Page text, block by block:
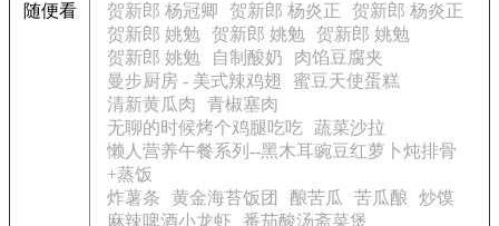
随便看
贺新郎 杨冠卿
贺新郎 杨炎正
贺新郎 杨炎正
贺新郎 姚勉 贺新郎 姚勉 贺新郎 姚勉
贺新郎 姚勉
自制酸奶
肉馅豆腐夹
曼步厨房 - 美式辣鸡翅
蜜豆天使蛋糕
清新黄瓜肉
青椒塞肉
无聊的时候烤个鸡腿吃吃 蔬菜沙拉
懒人营养午餐系列--黑木耳豌豆红萝卜炖排骨
+蒸饭
炸薯条
黄金海苔饭团 酿苦瓜 苦瓜酿
炒馍
麻辣啤酒小龙虾
番茄酸汤斋菜煲